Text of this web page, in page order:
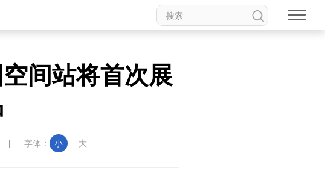
间站将首次展
字体： 小 大